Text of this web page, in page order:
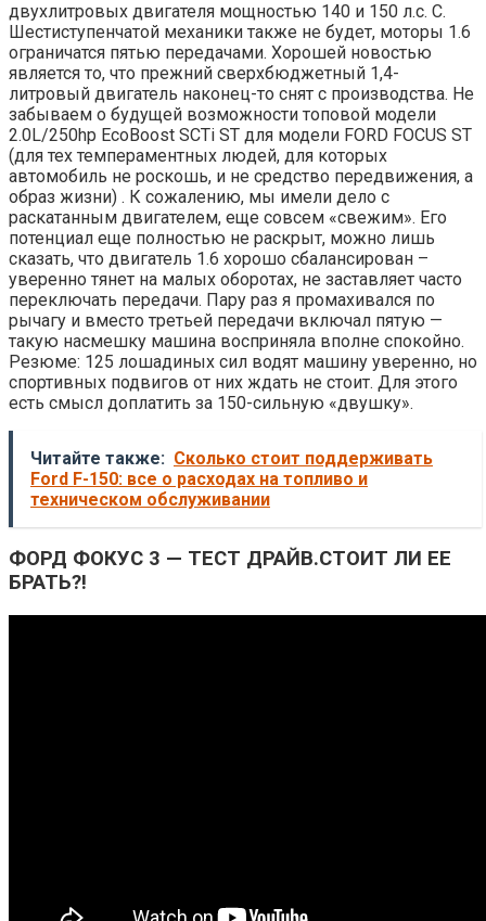
двухлитровых двигателя мощностью 140 и 150 л.с. С.
Шестиступенчатой ​​механики также не будет, моторы 1.6
ограничатся пятью передачами. Хорошей новостью
является то, что прежний сверхбюджетный 1,4-
литровый двигатель наконец-то снят с производства. Не
забываем о будущей возможности топовой модели
2.0L/250hp EcoBoost SCTi ST для модели FORD FOCUS ST
(для тех темпераментных людей, для которых
автомобиль не роскошь, и не средство передвижения, а
образ жизни) . К сожалению, мы имели дело с
раскатанным двигателем, еще совсем «свежим». Его
потенциал еще полностью не раскрыт, можно лишь
сказать, что двигатель 1.6 хорошо сбалансирован –
уверенно тянет на малых оборотах, не заставляет часто
переключать передачи. Пару раз я промахивался по
рычагу и вместо третьей передачи включал пятую —
такую ​​насмешку машина восприняла вполне спокойно.
Резюме: 125 лошадиных сил водят машину уверенно, но
спортивных подвигов от них ждать не стоит. Для этого
есть смысл доплатить за 150-сильную «двушку».
Читайте также: Сколько стоит поддерживать
Ford F-150: все о расходах на топливо и
техническом обслуживании
ФОРД ФОКУС 3 — ТЕСТ ДРАЙВ.СТОИТ ЛИ ЕЕ
БРАТЬ?!